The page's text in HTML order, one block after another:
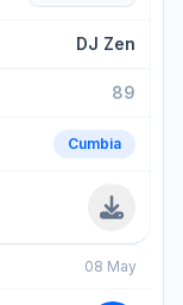
DJ Zen
89
Cumbia
08 May